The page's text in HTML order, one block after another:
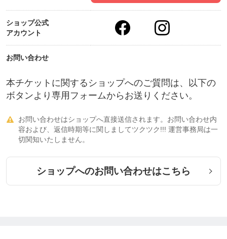
■□■フラワーエッセンスカウンセリングのご案内■□
フラワーエッセンスは花のエネルギーを水に転写し
自分ではなかなか改善することのできない感情の問
題を解決していくことが出来ます。不安や怒り、悲
しさや嫉妬。いつも何かあるごとに繰り返してしま
う根深い感情。この間のあの事が常に頭の中をグル
グル回ってしまってどうにも収まらない。そんな
時、自然の力を借りて感情を癒すことが出来ます。
ショップ公式
アカウント
お問い合わせ
本チケットに関するショップへのご質問は、以下の
ボタンより専用フォームからお送りください。

お問い合わせはショップへ直接送信されます。お問い合わせ内
容および、返信時期等に関しましてツクツク!!! 運営事務局は一
切関知いたしません。
ショップへのお問い合わせはこちら